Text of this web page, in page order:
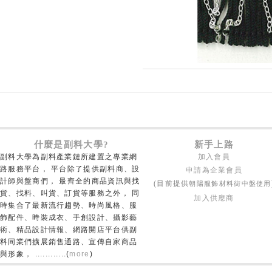
什麼是副料大學? 新手上路
副料大學為副料產業鏈所建置之專業網
路服務平台， 平台除了提供副料商、設
計師與盤商們， 最齊全的商品資訊與找
貨、找料、叫貨、訂貨等服務之外， 同
時集合了最新流行趨勢、時尚風格、服
飾配件、時裝成衣、手創設計、攝影藝
術、精品設計情報、網路開店平台供副
料同業們擴展銷售通路、宣傳自家商品
與形象， ............(more )
加入會員
申請為企業會員
(目前提供朝陽服飾材料街中盤使用
加入供應商